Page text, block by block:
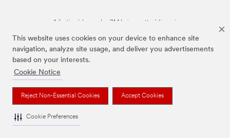
This website uses cookies on your device to enhance site
navigation, analyze site usage, and deliver you advertisements
based on your interests.
Cookie Notice
Reject Non-Essential Cookies Accept Cookies
Cookie Preferences
A fenti márkanevek a 3M bejegyzett védjegyei.